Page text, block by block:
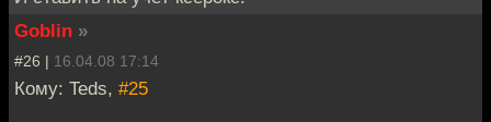
Goblin »
#26 | 16.04.08 17:14
Кому: Teds, #25